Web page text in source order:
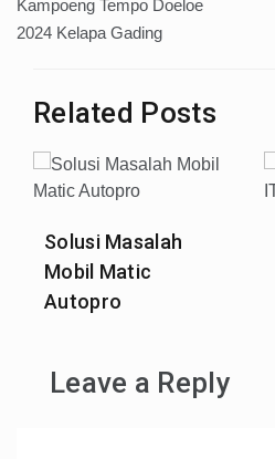
navigation
Kampoeng Tempo Doeloe
2024 Kelapa Gading
Related Posts
Solusi Masalah
Mobil Matic
Autopro
Leave a Reply